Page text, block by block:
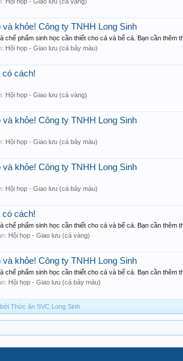
khỏe! Công ty TNHH Long Sinh
phẩm sinh học cần thiết cho cá và bể cá. Bạn cần thêm
Hội họp - Giao lưu (cá bảy màu)
có cách!
Hội họp - Giao lưu (cá vàng)
khỏe! Công ty TNHH Long Sinh
Hội họp - Giao lưu (cá bảy màu)
khỏe! Công ty TNHH Long Sinh
Hội họp - Giao lưu (cá bảy màu)
có cách!
phẩm sinh học cần thiết cho cá và bể cá. Bạn cần thêm
Hội họp - Giao lưu (cá vàng)
khỏe! Công ty TNHH Long Sinh
phẩm sinh học cần thiết cho cá và bể cá. Bạn cần thêm
Hội họp - Giao lưu (cá bảy màu)
Thức ăn SVC Long Sinh